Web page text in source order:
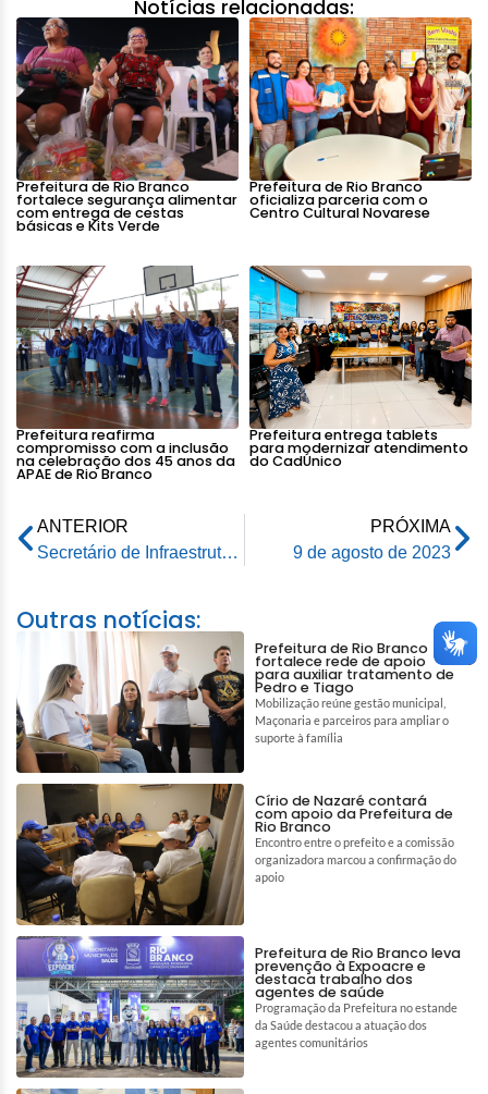
Notícias relacionadas:
Prefeitura de Rio Branco
fortalece segurança alimentar
com entrega de cestas
básicas e Kits Verde
Prefeitura de Rio Branco
oficializa parceria com o
Centro Cultural Novarese
Prefeitura reafirma
compromisso com a inclusão
na celebração dos 45 anos da
APAE de Rio Branco
Prefeitura entrega tablets
para modernizar atendimento
do CadÚnico
ANTERIOR
Secretário de Infraestrutura busca recursos em Brasília para projetos de revitalização e desenvolvimento urbano
PRÓXIMA
9 de agosto de 2023
Outras notícias:
Prefeitura de Rio Branco
fortalece rede de apoio
para auxiliar tratamento de
Pedro e Tiago
Mobilização reúne gestão municipal,
Maçonaria e parceiros para ampliar o
suporte à família
Círio de Nazaré contará
com apoio da Prefeitura de
Rio Branco
Encontro entre o prefeito e a comissão
organizadora marcou a confirmação do
apoio
Prefeitura de Rio Branco leva
prevenção à Expoacre e
destaca trabalho dos
agentes de saúde
Programação da Prefeitura no estande
da Saúde destacou a atuação dos
agentes comunitários